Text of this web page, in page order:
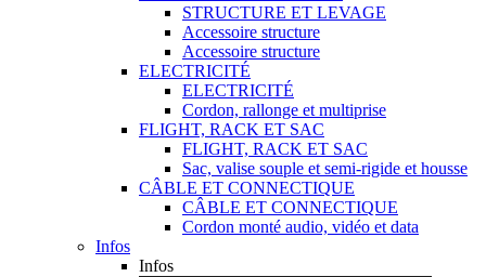
STRUCTURE ET LEVAGE
Accessoire structure
Accessoire structure
ELECTRICITÉ
ELECTRICITÉ
Cordon, rallonge et multiprise
FLIGHT, RACK ET SAC
FLIGHT, RACK ET SAC
Sac, valise souple et semi-rigide et housse
CÂBLE ET CONNECTIQUE
CÂBLE ET CONNECTIQUE
Cordon monté audio, vidéo et data
Infos
Infos